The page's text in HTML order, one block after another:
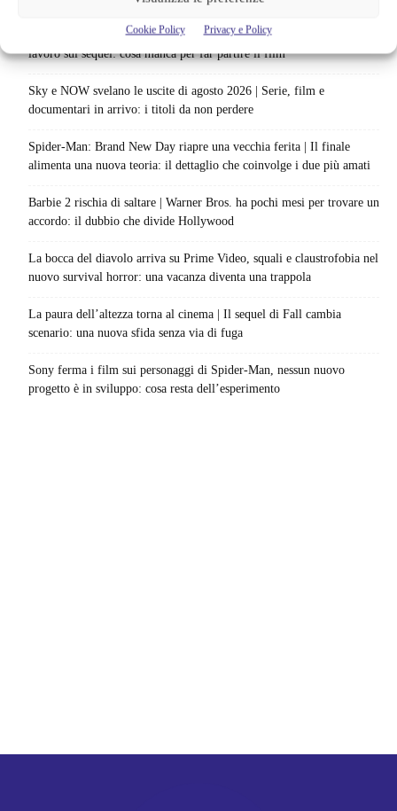
Cookie Policy Privacy e Policy
Ready Player Two torna a dare segnali di vita | Zak Penn conferma il
lavoro sul sequel: cosa manca per far partire il film
Sky e NOW svelano le uscite di agosto 2026 | Serie, film e
documentari in arrivo: i titoli da non perdere
Spider-Man: Brand New Day riapre una vecchia ferita | Il finale
alimenta una nuova teoria: il dettaglio che coinvolge i due più amati
Barbie 2 rischia di saltare | Warner Bros. ha pochi mesi per trovare un
accordo: il dubbio che divide Hollywood
La bocca del diavolo arriva su Prime Video, squali e claustrofobia nel
nuovo survival horror: una vacanza diventa una trappola
La paura dell’altezza torna al cinema | Il sequel di Fall cambia
scenario: una nuova sfida senza via di fuga
Sony ferma i film sui personaggi di Spider-Man, nessun nuovo
progetto è in sviluppo: cosa resta dell’esperimento